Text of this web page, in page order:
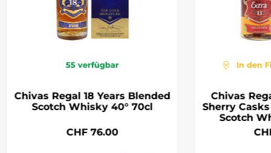
55 verfügbar
Chivas Regal 18 Years Blended
Scotch Whisky 40° 70cl
CHF 76.00
In den
Chivas
Sherry
Scotch